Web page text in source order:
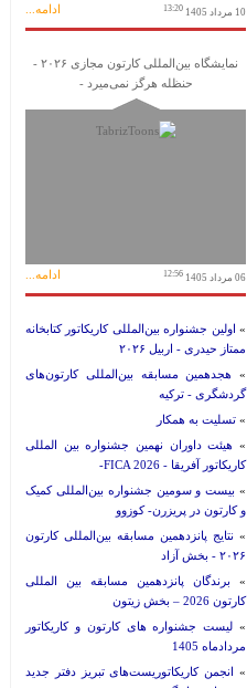
10 مرداد 1405 13:20 ادامه...
نمایشگاه بین‌المللی کارتون مجازی ۲۰۲۶ -
حنظله هرگز نمی‌میرد -
06 مرداد 1405 12:56 ادامه...
» اولین جشنواره بین‌المللی کاریکاتور کتابخانه
ممتاز حیدری - اربیل ۲۰۲۶
»
هجدهمین مسابقه بین‌المللی کارتون‌های
گردشگری - ترکیه
» تسلیت به همکار
» هیئت داوران نهمین جشنواره بین المللی
کاریکاتور آفریقا - FICA 2026-
» بیست و سومین جشنواره بین‌المللی کمیک
و کارتون در پریزرن- کوزوو
» نتایج پانزدهمین مسابقه بین‌المللی کارتون
۲۰۲۶ - بخش آزاد
» برندگان پانزدهمین مسابقه بین المللی
کارتون 2026 – بخش زیتون
» لیست جشنواره های کارتون و کاریکاتور
مردادماه 1405
» انجمن کاریکاتوریست‌های تبریز دفتر جدید